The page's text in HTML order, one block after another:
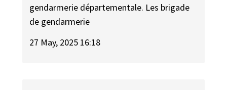
gendarmerie départementale. Les brigade
de gendarmerie
27 May, 2025 16:18